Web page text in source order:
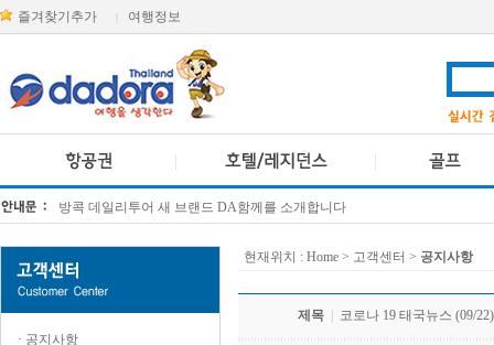
즐겨찾기추가 여행정보
방콕 데일리투어 새 브랜드 DA함께를 소개합니다
· 공지사항
현재위치 : Home > 고객센터 > 공지사항
제목 코로나 19 태국뉴스 (09/22)